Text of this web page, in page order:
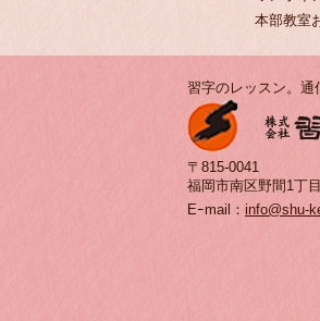
本部教室
習字のレッスン。通
〒815-0041
福岡市南区野間1丁
Eｰmail： info@shu-